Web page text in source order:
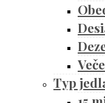
Typ